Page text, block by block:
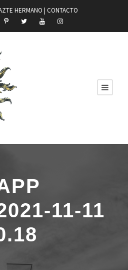
HERMANO | CONTACTO
11-11